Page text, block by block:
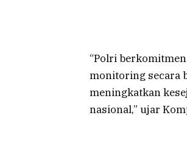
“Polri
monitoring secara
meningkatkan
nasional,” ujar